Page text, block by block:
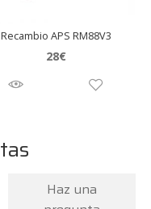
Recambio APS RM88V3
28€
Haz una